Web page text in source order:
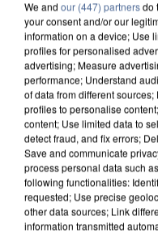
UNE TOURISTE DE
We and our (447) partnersdo
your consent and/or our
information on a device; Use
profiles for personalised
advertising; Measure
performance; Understand
of data from different
profiles to personalise
content; Use limited data to
detect fraud, and fix errors;
Save and communicate
process personal data such
following functionalities:
requested; Use precise
other data sources; Link
information transmitted